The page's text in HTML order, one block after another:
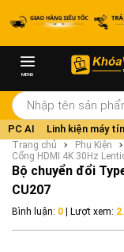
MENU
PC AI Linh kiện máy
Trang chủ Phụ Kiện
Cổng HDMI 4K 30Hz
Bộ chuyển đổi
CU207
Bình luận: 0 | Lượt xem: